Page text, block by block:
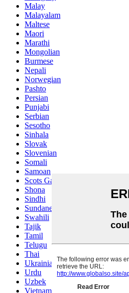
Malay
Malayalam
Maltese
Maori
Marathi
Mongolian
Burmese
Nepali
Norwegian
Pashto
Persian
Punjabi
Serbian
Sesotho
Sinhala
Slovak
Slovenian
Somali
Samoan
Scots Gaelic
Shona
Sindhi
Sundanese
Swahili
Tajik
Tamil
Telugu
Thai
Ukrainian
Urdu
Uzbek
Vietnamese